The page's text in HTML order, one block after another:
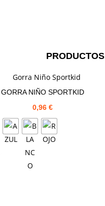
GORRA NIÑO SPORTKID
0,96 €